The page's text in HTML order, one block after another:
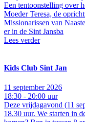
Een tentoonstelling over
Moeder Teresa, de
Missionarissen van
er in de Sint Jansba
Lees verder
Kids Club Sint Jan
11 september 2026
18:30 - 20:00 uur
Deze vrijdagavond (11
18.30 uur. We starten in